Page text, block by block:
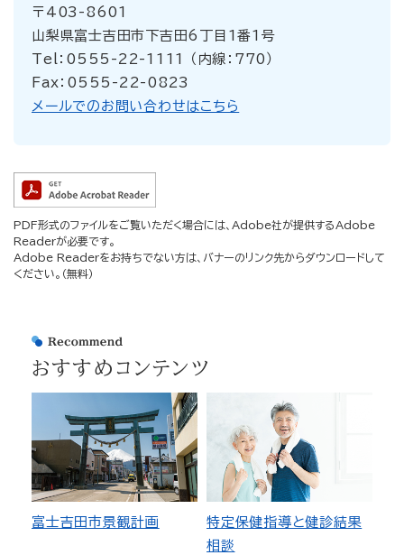
〒403-8601
山梨県富士吉田市下吉田6丁目1番1号
Tel：0555-22-1111 （内線：770）
Fax：0555-22-0823
メールでのお問い合わせはこちら
PDF形式のファイルをご覧いただく場合には、Adobe社が提供するAdobe
Readerが必要です。
Adobe Readerをお持ちでない方は、バナーのリンク先からダウンロードして
ください。（無料）
おすすめコンテンツ
富士吉田市景観計画
特定保健指導と健診結果
相談